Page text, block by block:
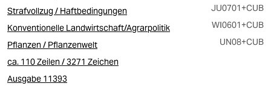
Strafvollzug / Haftbedingungen
JU0701+CUB
Konventionelle Landwirtschaft/Agrarpolitik
WI0601+CUB
Pflanzen / Pflanzenwelt
UN08+CUB
ca. 110 Zeilen / 3271 Zeichen
Ausgabe 11393